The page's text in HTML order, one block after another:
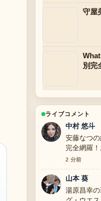
守屋
別完
ライブコメント
中村 悠斗
安藤なつ
完全網羅
明が助か
2 分前
山本 葵
湯原昌幸